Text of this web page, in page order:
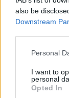
also be
Downstream
Please note
not limited to
grant or deny
use your data
Personal
I want to
personal
Opted In
ΔΩΡΕΑΝ
Κλείσιμο
Αρχική σελίδα